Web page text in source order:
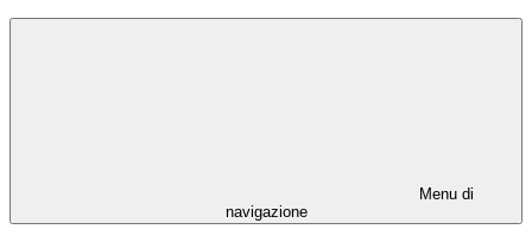
Menu di
navigazione